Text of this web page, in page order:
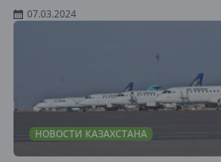
07.03.2024
НОВОСТИ КАЗАХСТАНА